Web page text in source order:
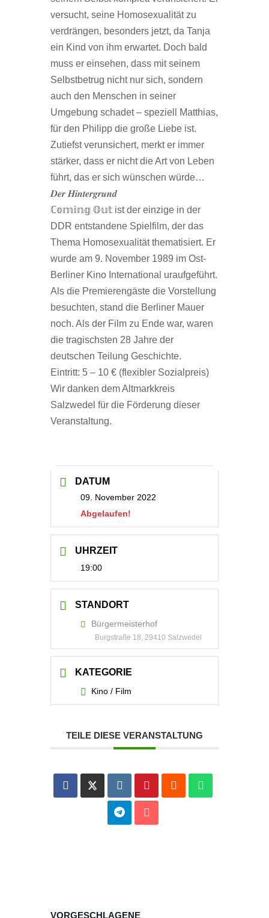
versucht, seine Homosexualität zu
verdrängen, besonders jetzt, da Tanja
ein Kind von ihm erwartet. Doch bald
muss er einsehen, dass mit seinem
Selbstbetrug nicht nur sich, sondern
auch den Menschen in seiner
Umgebung schadet – speziell Matthias,
für den Philipp die große Liebe ist.
Zutiefst verunsichert, merkt er immer
stärker, dass er nicht die Art von Leben
führt, das er sich wünschen würde…
𝑫𝒆𝒓 𝑯𝒊𝒏𝒕𝒆𝒓𝒈𝒓𝒖𝒏𝒅
ℂ𝕠𝕞𝕚𝕟𝕘 𝕆𝕦𝕥 ist der einzige in der
DDR entstandene Spielfilm, der das
Thema Homosexualität thematisiert. Er
wurde am 9. November 1989 im Ost-
Berliner Kino International uraufgeführt.
Als die Premierengäste die Vorstellung
besuchten, stand die Berliner Mauer
noch. Als der Film zu Ende war, waren
die tragischsten 28 Jahre der
deutschen Teilung Geschichte.
Eintritt: 5 – 10 € (flexibler Sozialpreis)
Wir danken dem Altmarkkreis
Salzwedel für die Förderung dieser
Veranstaltung.
DATUM
09. November 2022
Abgelaufen!
UHRZEIT
19:00
STANDORT
Bürgermeisterhof
Burgstraße 18, 29410 Salzwedel
KATEGORIE
Kino / Film
TEILE DIESE VERANSTALTUNG
VORGESCHLAGENE